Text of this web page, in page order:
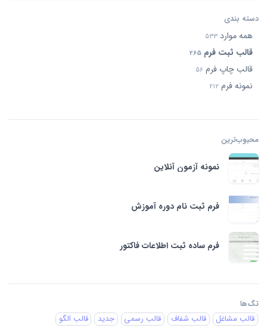
دسته بندی
همه موارد 533
قالب ثبت فرم 265
قالب چاپ فرم 56
نمونه فرم 212
محبوب‌ترین‌
نمونه آزمون آنلاین
فرم ثبت نام دوره آموزش
فرم ساده ثبت اطلاعات فاکتور
تگ‌ها
قالب مشاغل قالب شفاف قالب رسمی جدید قالب الگو